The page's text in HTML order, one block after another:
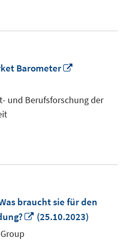
Barometer
öffnen
und Berufsforschung der
braucht sie für den
In
(25.10.2023)